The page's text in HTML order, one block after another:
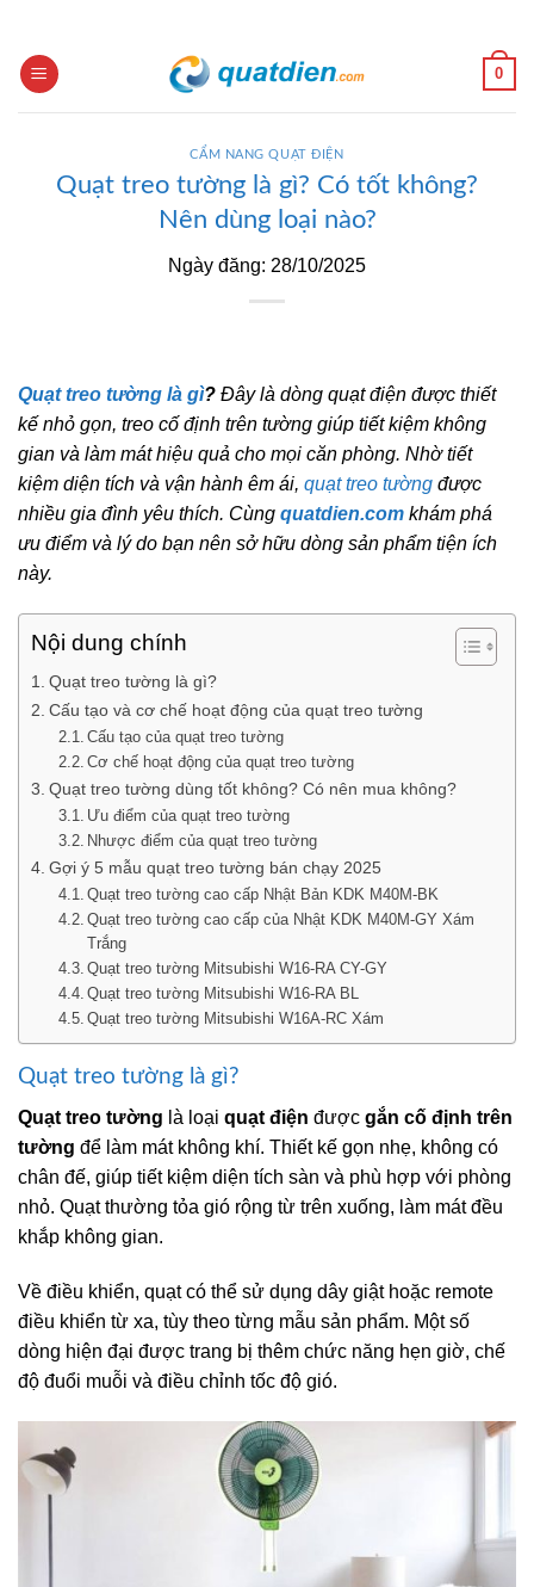
content
0
CẨM NANG QUẠT ĐIỆN
Quạt treo tường là gì? Có tốt không?
Nên dùng loại nào?
Ngày đăng: 28/10/2025
Quạt treo tường là gì? Đây là dòng quạt điện được thiết
kế nhỏ gọn, treo cố định trên tường giúp tiết kiệm không
gian và làm mát hiệu quả cho mọi căn phòng. Nhờ tiết
kiệm diện tích và vận hành êm ái, quạt treo tường được
nhiều gia đình yêu thích. Cùng quatdien.com khám phá
ưu điểm và lý do bạn nên sở hữu dòng sản phẩm tiện ích
này.
Nội dung chính
Quạt treo tường là gì?
Cấu tạo và cơ chế hoạt động của quạt treo tường
Cấu tạo của quạt treo tường
Cơ chế hoạt động của quạt treo tường
Quạt treo tường dùng tốt không? Có nên mua không?
Ưu điểm của quạt treo tường
Nhược điểm của quạt treo tường
Gợi ý 5 mẫu quạt treo tường bán chạy 2025
Quạt treo tường cao cấp Nhật Bản KDK M40M-BK
Quạt treo tường cao cấp của Nhật KDK M40M-GY Xám
Trắng
Quạt treo tường Mitsubishi W16-RA CY-GY
Quạt treo tường Mitsubishi W16-RA BL
Quạt treo tường Mitsubishi W16A-RC Xám
Quạt treo tường là gì?
Quạt treo tường là loại quạt điện được gắn cố định trên
tường để làm mát không khí. Thiết kế gọn nhẹ, không có
chân đế, giúp tiết kiệm diện tích sàn và phù hợp với phòng
nhỏ. Quạt thường tỏa gió rộng từ trên xuống, làm mát đều
khắp không gian.
Về điều khiển, quạt có thể sử dụng dây giật hoặc remote
điều khiển từ xa, tùy theo từng mẫu sản phẩm. Một số
dòng hiện đại được trang bị thêm chức năng hẹn giờ, chế
độ đuổi muỗi và điều chỉnh tốc độ gió.